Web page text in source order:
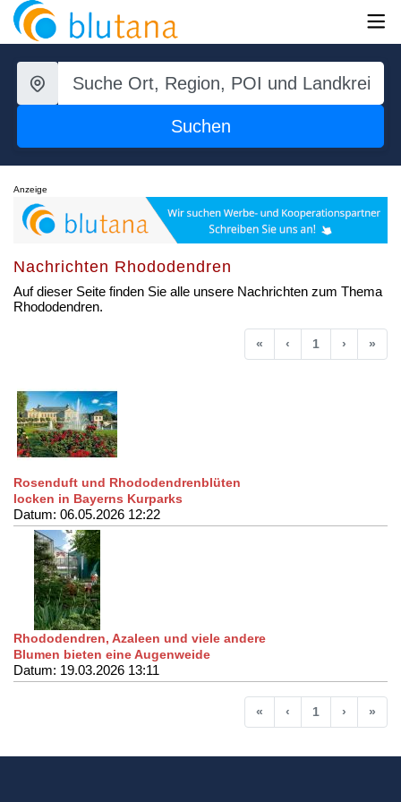
Suchen
Anzeige
Nachrichten Rhododendren
Auf dieser Seite finden Sie alle unsere Nachrichten zum Thema
Rhododendren.
« Anfang
‹ Vorherige
1 › Nächste
»
Rosenduft und Rhododendrenblüten
locken in Bayerns Kurparks
Datum: 06.05.2026 12:22
Rhododendren, Azaleen und viele andere
Blumen bieten eine Augenweide
Datum: 19.03.2026 13:11
« Anfang
‹ Vorherige
1 › Nächste
»